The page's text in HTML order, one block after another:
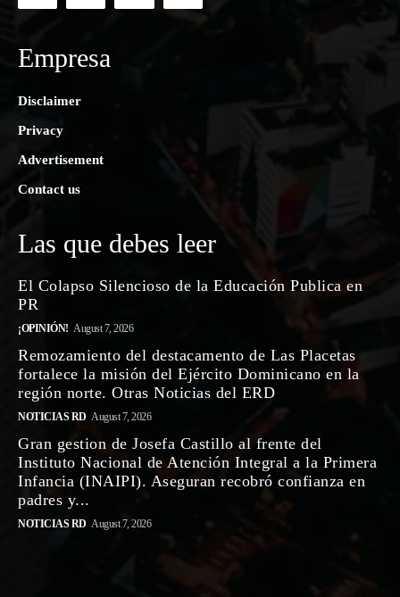
Empresa
Disclaimer
Privacy
Advertisement
Contact us
Las que debes leer
El Colapso Silencioso de la Educación Publica en
PR
¡OPINIÓN! August 7, 2026
Remozamiento del destacamento de Las Placetas
fortalece la misión del Ejército Dominicano en la
región norte. Otras Noticias del ERD
NOTICIAS RD August 7, 2026
Gran gestion de Josefa Castillo al frente del
Instituto Nacional de Atención Integral a la Primera
Infancia (INAIPI). Aseguran recobró confianza en
padres y...
NOTICIAS RD August 7, 2026